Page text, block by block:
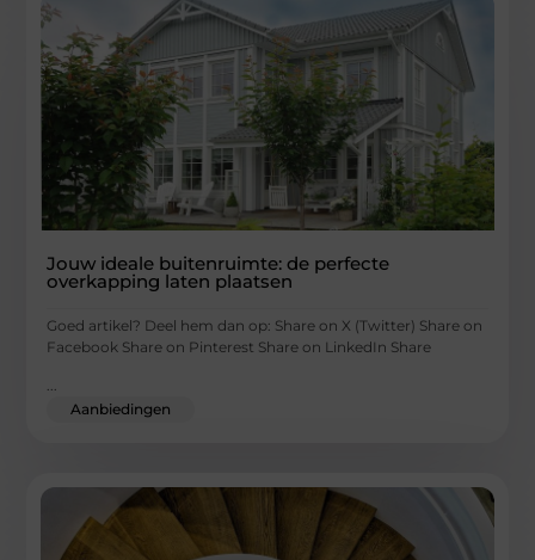
Jouw ideale buitenruimte: de perfecte
overkapping laten plaatsen
Goed artikel? Deel hem dan op: Share on X (Twitter) Share on
Facebook Share on Pinterest Share on LinkedIn Share
...
Aanbiedingen